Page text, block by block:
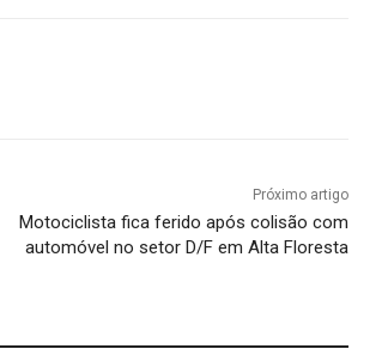
Próximo artigo
Motociclista fica ferido após colisão com
automóvel no setor D/F em Alta Floresta